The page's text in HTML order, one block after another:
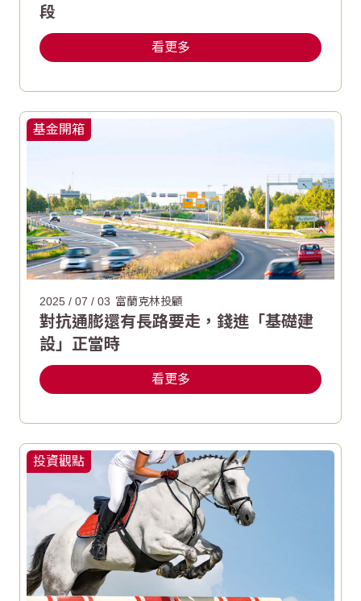
段
看更多
基金開箱
2025 / 07 / 03 富蘭克林投顧
對抗通膨還有長路要走，錢進「基礎建
設」正當時
看更多
投資觀點